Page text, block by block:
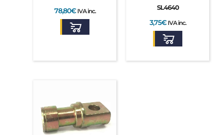
78,80€ IVA inc.
SL4640
3,75€ IVA inc.